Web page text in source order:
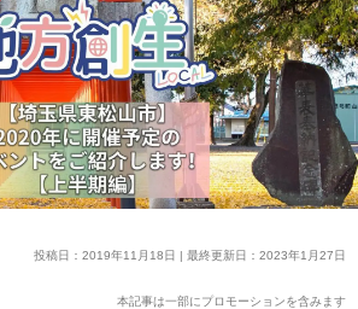
投稿日：2019年11月18日 | 最終更新日：2023年1月27日
本記事は一部にプロモーションを含みます